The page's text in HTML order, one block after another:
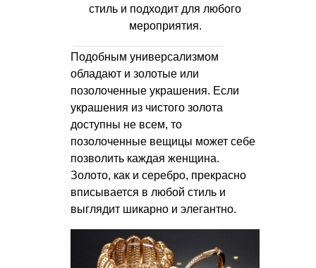
стиль и подходит для любого
мероприятия.
Подобным универсализмом
обладают и золотые или
позолоченные украшения. Если
украшения из чистого золота
доступны не всем, то
позолоченные вещицы может себе
позволить каждая женщина.
Золото, как и серебро, прекрасно
вписывается в любой стиль и
выглядит шикарно и элегантно.